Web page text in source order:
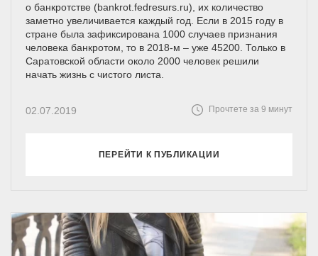
о банкротстве (bankrot.fedresurs.ru), их количество
заметно увеличивается каждый год. Если в 2015 году в
стране была зафиксирована 1000 случаев признания
человека банкротом, то в 2018-м – уже 45200. Только в
Саратовской области около 2000 человек решили
начать жизнь с чистого листа.
02.07.2019 Прочтете за 9 минут
ПЕРЕЙТИ К ПУБЛИКАЦИИ